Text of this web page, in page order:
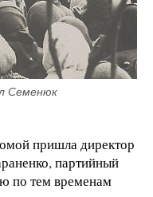
Семенюк
пришла директор
партийный
по тем временам